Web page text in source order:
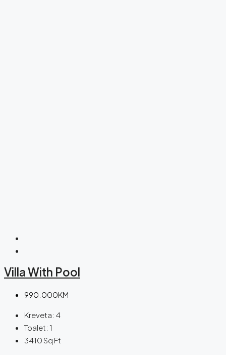
Villa With Pool
990.000KM
Kreveta: 4
Toalet: 1
3410Sq Ft